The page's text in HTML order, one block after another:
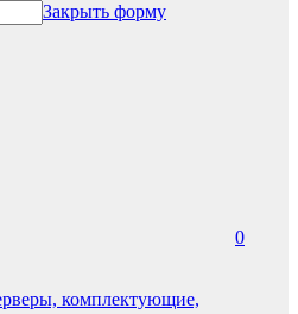
Закрыть форму
0
комплектующие,